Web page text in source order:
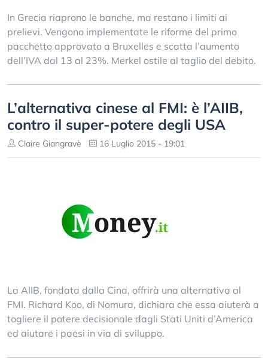
In Grecia riaprono le banche, ma restano i limiti ai
prelievi. Vengono implementate le riforme del primo
pacchetto approvato a Bruxelles e scatta l’aumento
dell’IVA dal 13 al 23%. Merkel ostile al taglio del debito.
L’alternativa cinese al FMI: è l’AIIB,
contro il super-potere degli USA
Claire Giangravè 16 Luglio 2015 - 19:01
La AIIB, fondata dalla Cina, offrirà una alternativa al
FMI. Richard Koo, di Nomura, dichiara che essa aiuterà a
togliere il potere decisionale dagli Stati Uniti d’America
ed aiutare i paesi in via di sviluppo.